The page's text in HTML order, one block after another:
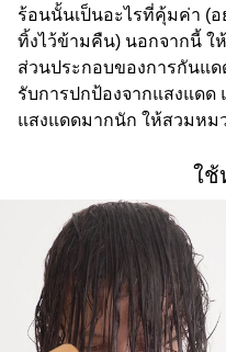
ร้อนนั้นเป็นอะไรที่คุ้มค่า (อ
ทิ้งไว้ข้ามคืน) นอกจากนี้
ส่วนประกอบของการกันแ
รับการปกป้องจากแสงแด
แสงแดดมากนัก ให้สวมหม
ใช้